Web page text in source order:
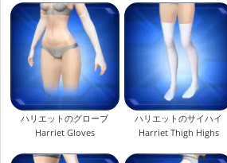
ハリエットのグローブ
Harriet Gloves
ハリエットのサイハイ
Harriet Thigh Highs